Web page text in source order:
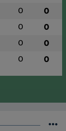
0 0
0 0
0 0
0 0